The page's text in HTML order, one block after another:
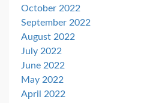
October 2022
September 2022
August 2022
July 2022
June 2022
May 2022
April 2022